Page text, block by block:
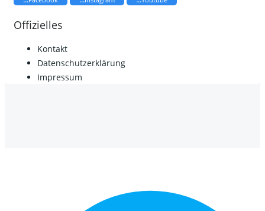
Offizielles
Kontakt
Datenschutzerklärung
Impressum